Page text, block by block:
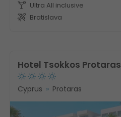
Ultra All inclusive
Bratislava
Hotel Tsokkos Protaras
Cyprus Protaras